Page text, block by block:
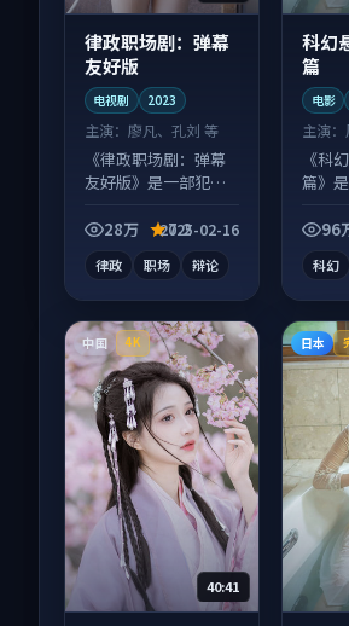
律政职场剧：弹幕
友好版
电视剧 2023
主演： 廖凡、孔刘 等
《律政职场剧：弹幕
友好版》是一部犯罪
持续发酵，适合周末
28万 7.2
2025-02-16
律政 职场 辩论
科幻
篇
电影
主演：
《科
篇》
高，96
科幻
中国 4K
40:41
日本